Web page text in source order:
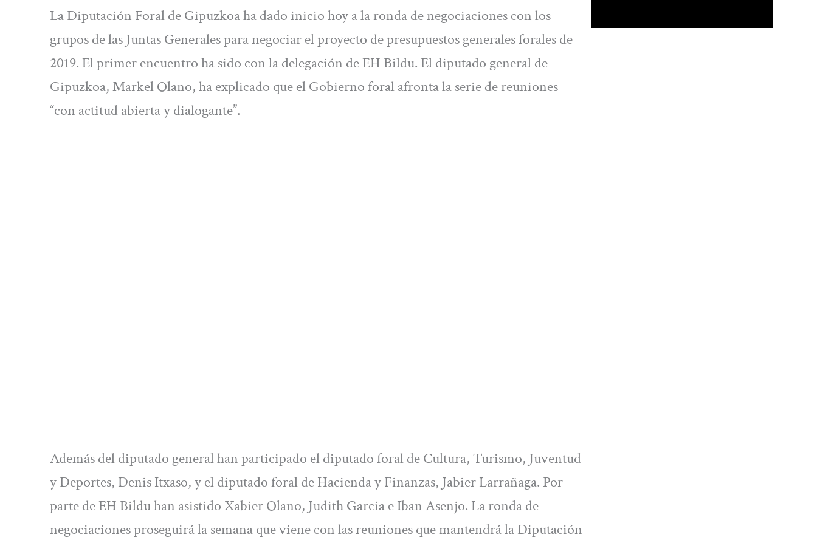
La Diputación Foral de Gipuzkoa ha dado inicio hoy a la ronda de negociaciones con los
grupos de las Juntas Generales para negociar el proyecto de presupuestos generales forales de
2019. El primer encuentro ha sido con la delegación de EH Bildu. El diputado general de
Gipuzkoa, Markel Olano, ha explicado que el Gobierno foral afronta la serie de reuniones
“con actitud abierta y dialogante”.
Además del diputado general han participado el diputado foral de Cultura, Turismo, Juventud
y Deportes, Denis Itxaso, y el diputado foral de Hacienda y Finanzas, Jabier Larrañaga. Por
parte de EH Bildu han asistido Xabier Olano, Judith Garcia e Iban Asenjo. La ronda de
negociaciones proseguirá la semana que viene con las reuniones que mantendrá la Diputación